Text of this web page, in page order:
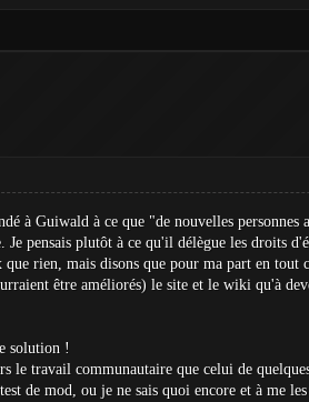
à Guiwald à ce que "de nouvelles
Je pensais plutôt à ce qu'il délègue les droits
rien, mais disons que pour ma part en
être améliorés) le site et le wiki qu'à
solution !
le travail communautaire que celui de
de mod, ou je ne sais quoi encore et à me